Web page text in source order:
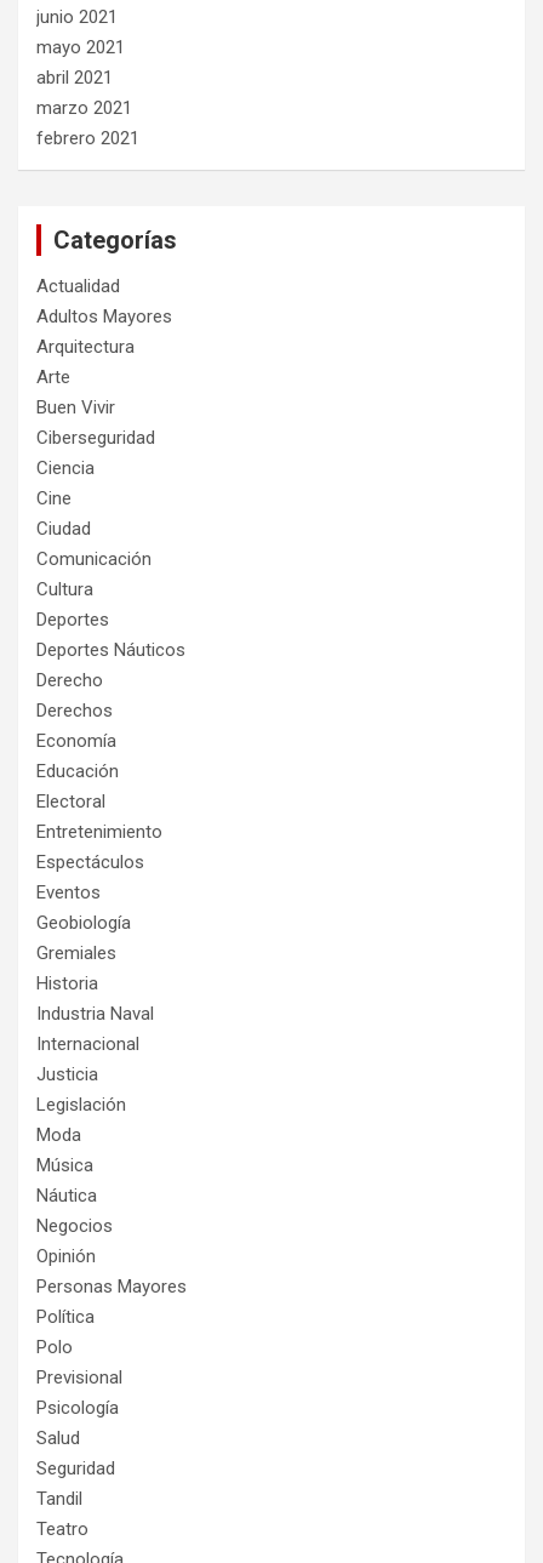
junio 2021
mayo 2021
abril 2021
marzo 2021
febrero 2021
Categorías
Actualidad
Adultos Mayores
Arquitectura
Arte
Buen Vivir
Ciberseguridad
Ciencia
Cine
Ciudad
Comunicación
Cultura
Deportes
Deportes Náuticos
Derecho
Derechos
Economía
Educación
Electoral
Entretenimiento
Espectáculos
Eventos
Geobiología
Gremiales
Historia
Industria Naval
Internacional
Justicia
Legislación
Moda
Música
Náutica
Negocios
Opinión
Personas Mayores
Política
Polo
Previsional
Psicología
Salud
Seguridad
Tandil
Teatro